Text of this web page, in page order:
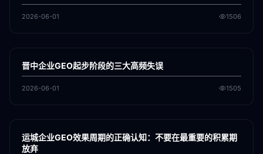
2026-06-01 1506
GEO
晋中企业GEO起步阶段的三大高频失误
2026-06-01 1505
GEO
运城企业GEO效果周期的正确认知：不要在最重要的积累期
放弃